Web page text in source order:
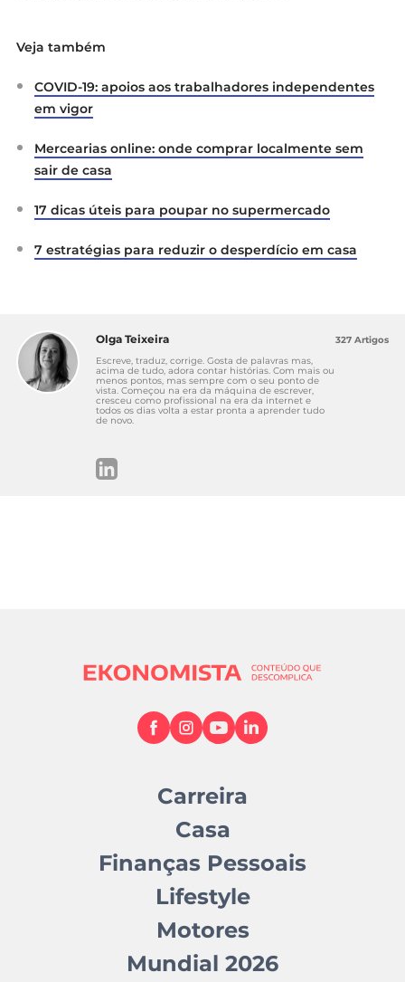
Veja também
COVID-19: apoios aos trabalhadores independentes
em vigor
Mercearias online: onde comprar localmente sem
sair de casa
17 dicas úteis para poupar no supermercado
7 estratégias para reduzir o desperdício em casa
Olga Teixeira
Escreve, traduz, corrige. Gosta de palavras mas,
acima de tudo, adora contar histórias. Com mais ou
menos pontos, mas sempre com o seu ponto de
vista. Começou na era da máquina de escrever,
cresceu como profissional na era da internet e
todos os dias volta a estar pronta a aprender tudo
de novo.
327 Artigos
Carreira
Casa
Finanças Pessoais
Lifestyle
Motores
Mundial 2026